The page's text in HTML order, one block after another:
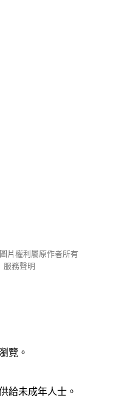
片權利屬原作者所有
服務聲明
覽。
給未成年人士。